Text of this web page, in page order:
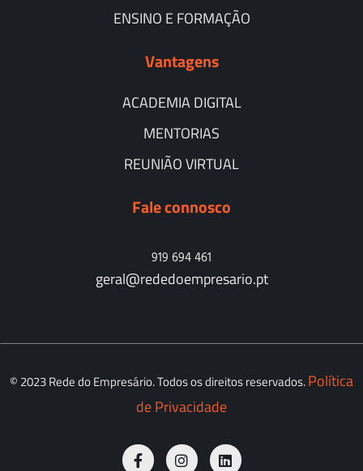
ENSINO E FORMAÇÃO
Vantagens
ACADEMIA DIGITAL
MENTORIAS
REUNIÃO VIRTUAL
Fale connosco
919 694 461
geral@rededoempresario.pt
© 2023 Rede do Empresário. Todos os direitos reservados.Política
de Privacidade